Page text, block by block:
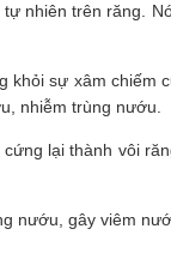
nhiên trên răng.
khỏi sự xâm chiếm
nhiễm trùng nướu.
lại thành vôi
nướu, gây viêm